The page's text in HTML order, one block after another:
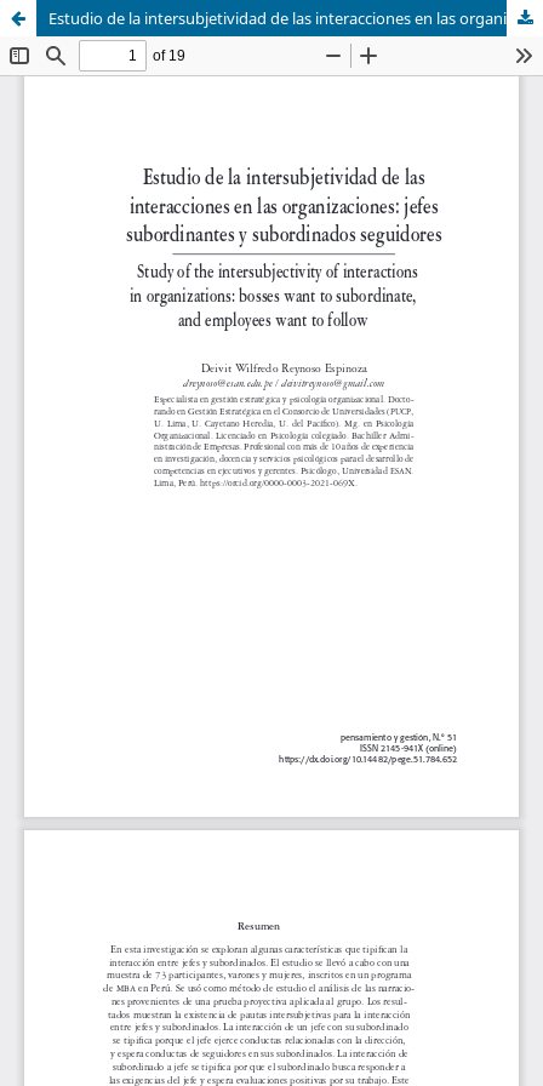
Estudio de la intersubjetividad de las interacciones en las organizaciones: jefes subordinantes y subordinados seguidores